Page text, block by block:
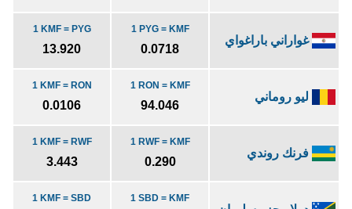
غواراني باراغواي
1 PYG = KMF
0.0718
1 KMF = PYG
13.920
ليو روماني
1 RON = KMF
94.046
1 KMF = RON
0.0106
فرنك روندي
1 RWF = KMF
0.290
1 KMF = RWF
3.443
1 SBD = KMF
1 KMF = SBD